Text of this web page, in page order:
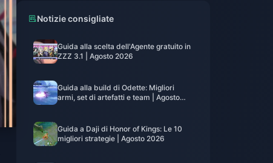
Notizie consigliate
Guida alla scelta dell'Agente gratuito in
ZZZ 3.1 | Agosto 2026
Guida alla build di Odette: Migliori
armi, set di artefatti e team | Agosto
Guida a Daji di Honor of Kings: Le 10
migliori strategie | Agosto 2026